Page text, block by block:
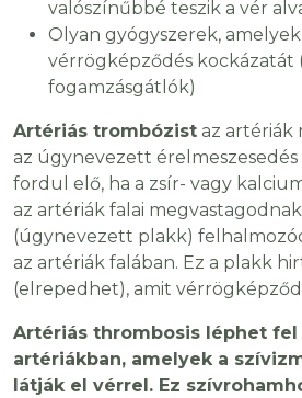
valószínűbbé teszik a vér
Olyan gyógyszerek,
vérrögképződés kockázatát
fogamzásgátlók)
Artériás trombózist az artériák
az úgynevezett érelmeszesedés
fordul elő, ha a zsír- vagy
az artériák falai
(úgynevezett plakk)
az artériák falában. Ez a plakk
(elrepedhet), amit
Artériás thrombosis léphet fel
artériákban, amelyek a
látják el vérrel. Ez